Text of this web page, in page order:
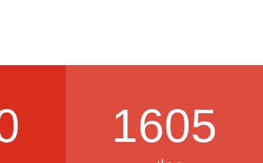
1605